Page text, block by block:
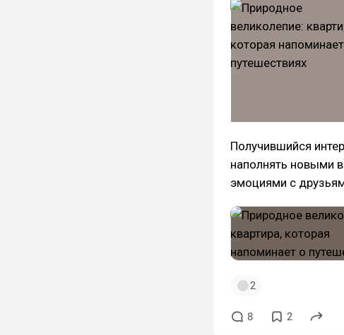
Получившийся
наполнять новыми
эмоциями с
2
8 2